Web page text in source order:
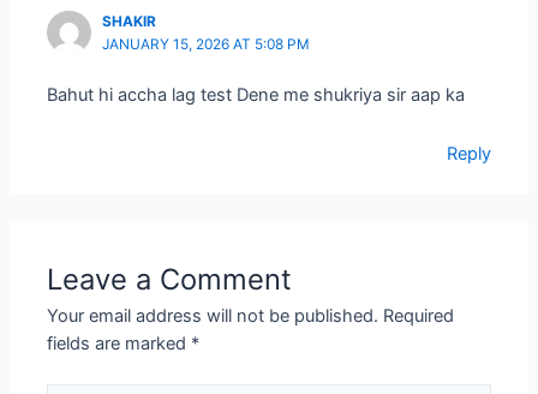
SHAKIR
JANUARY 15, 2026 AT 5:08 PM
Bahut hi accha lag test Dene me shukriya sir aap ka
Reply
Leave a Comment
Your email address will not be published. Required
fields are marked *